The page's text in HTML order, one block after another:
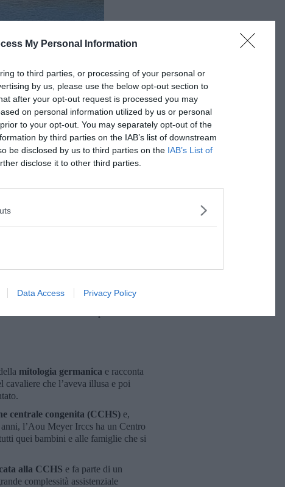
My Personal Information
to third parties, or processing of your personal or
by us, please use the below opt-out section to
after your opt-out request is processed you may
on personal information utilized by us or personal
to your opt-out. You may separately opt-out of the
by third parties on the IAB’s list of downstream
be disclosed by us to third parties on the IAB’s List of
disclose it to other third parties.
Data Access Privacy Policy
dell’
genitori, il suo è stato un percorso
normalità
– spiega la
i pazienti e famiglie affetti da
malattia e ci vuole sempre anche
mitologia germanica e racconta
che l’aveva illusa e poi
centrale congenita (CCHS) e,
l’Aou Meyer Irccs ha un Centro
quei bambini e alle famiglie che si
alla CCHS e fa parte di un
complessità assistenziale